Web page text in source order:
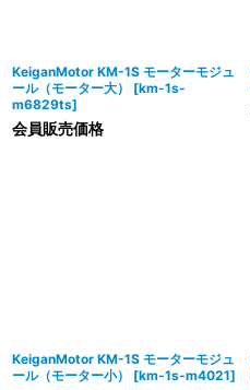
KeiganMotor KM-1S モーターモジュ
ール（モーター大）
[km-1s-
m6829ts]
会員販売価格
KeiganMotor KM-1S モーターモジュ
ール（モーター小）
[km-1s-m4021]